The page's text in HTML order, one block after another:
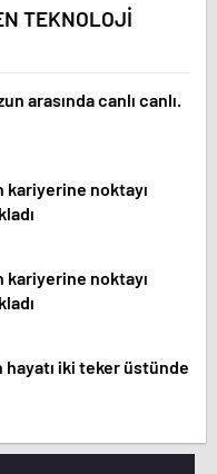
TEKNOLOJİ
arasında canlı canlı.
kariyerine noktayı
kariyerine noktayı
iki teker üstünde